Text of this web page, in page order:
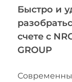
Быстро и
счете с
GROUP